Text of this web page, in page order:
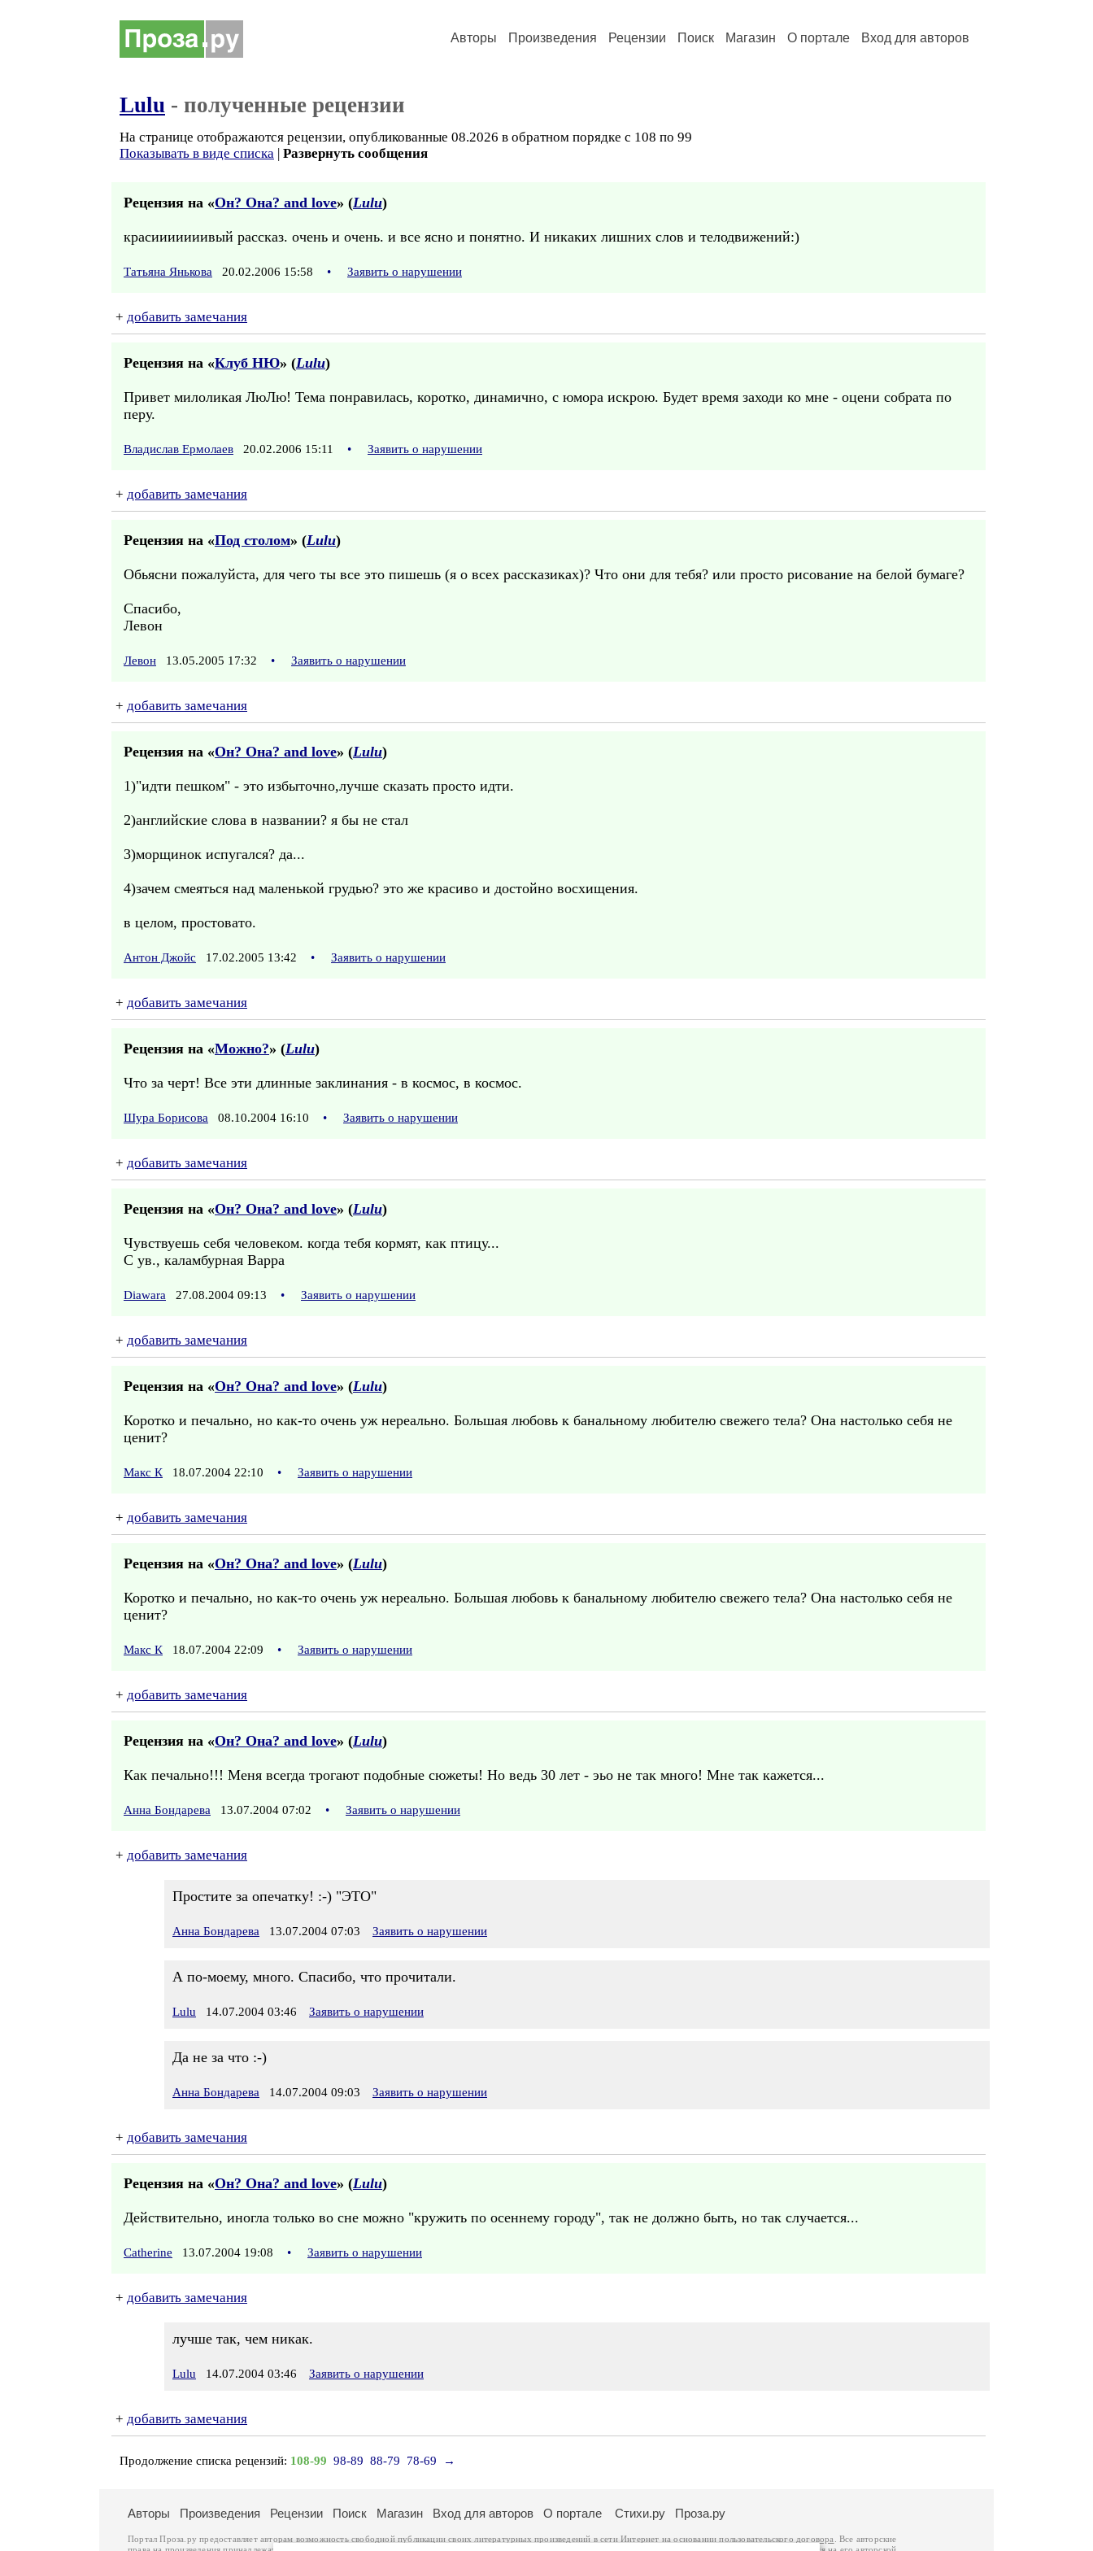
Авторы Произведения Рецензии Поиск Магазин О портале Вход для авторов
Lulu - полученные рецензии
На странице отображаются рецензии, опубликованные 08.2026 в обратном порядке с 108 по 99
Показывать в виде списка | Развернуть сообщения
Рецензия на «Он? Она? and love» (Lulu)
красииииииивый рассказ. очень и очень. и все ясно и понятно. И никаких лишних слов и телодвижений:)
Татьяна Янькова 20.02.2006 15:58 • Заявить о нарушении
+ добавить замечания
Рецензия на «Клуб НЮ» (Lulu)
Привет милоликая ЛюЛю! Тема понравилась, коротко, динамично, с юмора искрою. Будет время заходи ко мне - оцени собрата по
перу.
Владислав Ермолаев 20.02.2006 15:11 • Заявить о нарушении
+ добавить замечания
Рецензия на «Под столом» (Lulu)
Обьясни пожалуйста, для чего ты все это пишешь (я о всех рассказиках)? Что они для тебя? или просто рисование на белой бумаге?
Спасибо,
Левон
Левон 13.05.2005 17:32 • Заявить о нарушении
+ добавить замечания
Рецензия на «Он? Она? and love» (Lulu)
1)"идти пешком" - это избыточно,лучше сказать просто идти.
2)английские слова в названии? я бы не стал
3)морщинок испугался? да...
4)зачем смеяться над маленькой грудью? это же красиво и достойно восхищения.
в целом, простовато.
Антон Джойс 17.02.2005 13:42 • Заявить о нарушении
+ добавить замечания
Рецензия на «Можно?» (Lulu)
Что за черт! Все эти длинные заклинания - в космос, в космос.
Шура Борисова 08.10.2004 16:10 • Заявить о нарушении
+ добавить замечания
Рецензия на «Он? Она? and love» (Lulu)
Чувствуешь себя человеком. когда тебя кормят, как птицу...
С ув., каламбурная Варра
Diawara 27.08.2004 09:13 • Заявить о нарушении
+ добавить замечания
Рецензия на «Он? Она? and love» (Lulu)
Коротко и печально, но как-то очень уж нереально. Большая любовь к банальному любителю свежего тела? Она настолько себя не
ценит?
Макс К 18.07.2004 22:10 • Заявить о нарушении
+ добавить замечания
Рецензия на «Он? Она? and love» (Lulu)
Коротко и печально, но как-то очень уж нереально. Большая любовь к банальному любителю свежего тела? Она настолько себя не
ценит?
Макс К 18.07.2004 22:09 • Заявить о нарушении
+ добавить замечания
Рецензия на «Он? Она? and love» (Lulu)
Как печально!!! Меня всегда трогают подобные сюжеты! Но ведь 30 лет - эьо не так много! Мне так кажется...
Анна Бондарева 13.07.2004 07:02 • Заявить о нарушении
+ добавить замечания
Простите за опечатку! :-) "ЭТО"
Анна Бондарева 13.07.2004 07:03 Заявить о нарушении
А по-моему, много. Спасибо, что прочитали.
Lulu 14.07.2004 03:46 Заявить о нарушении
Да не за что :-)
Анна Бондарева 14.07.2004 09:03 Заявить о нарушении
+ добавить замечания
Рецензия на «Он? Она? and love» (Lulu)
Действительно, иногла только во сне можно "кружить по осеннему городу", так не должно быть, но так случается...
Catherine 13.07.2004 19:08 • Заявить о нарушении
+ добавить замечания
лучше так, чем никак.
Lulu 14.07.2004 03:46 Заявить о нарушении
+ добавить замечания
Продолжение списка рецензий: 108-99 98-89 88-79 78-69 →
Авторы Произведения Рецензии Поиск Магазин Вход для авторов О портале Стихи.ру Проза.ру
Портал Проза.ру предоставляет авторам возможность свободной публикации своих литературных произведений в сети Интернет на основаниипользовательского договора
. Все авторские